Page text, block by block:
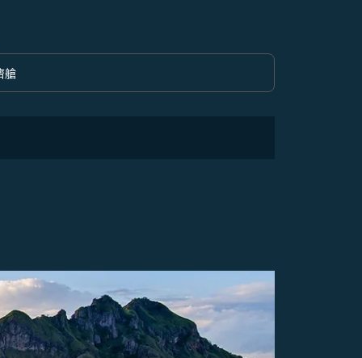
option 經濟艙 Selected
艙